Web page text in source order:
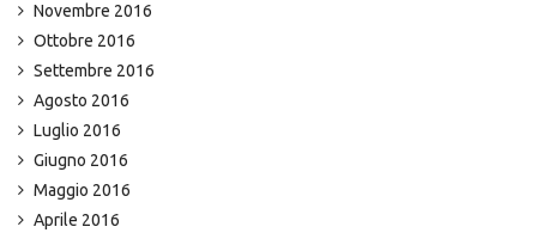
Novembre 2016
Ottobre 2016
Settembre 2016
Agosto 2016
Luglio 2016
Giugno 2016
Maggio 2016
Aprile 2016